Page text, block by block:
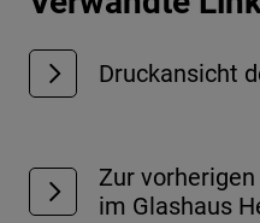
Druckansicht
Zur
im Glashaus